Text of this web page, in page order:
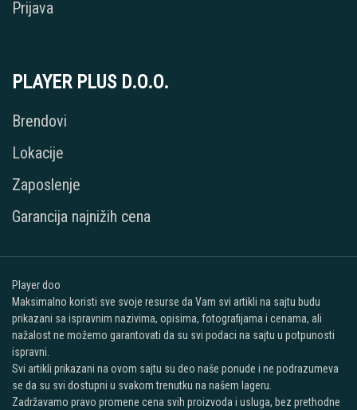
Prijava
PLAYER PLUS D.O.O.
Brendovi
Lokacije
Zaposlenje
Garancija najnižih cena
Player doo
Maksimalno koristi sve svoje resurse da Vam svi artikli na sajtu budu
prikazani sa ispravnim nazivima, opisima, fotografijama i cenama, ali
nažalost ne možemo garantovati da su svi podaci na sajtu u potpunosti
ispravni.
Svi artikli prikazani na ovom sajtu su deo naše ponude i ne podrazumeva
se da su svi dostupni u svakom trenutku na našem lageru.
Zadržavamo pravo promene cena svih proizvoda i usluga, bez prethodne